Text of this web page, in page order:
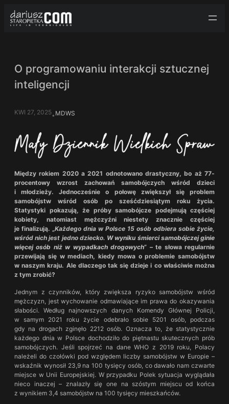
Przejdź
do
O programowaniu interakcji sztucznej
inteligencji
KWI 27, 2025• MDWS
Między rokiem 2020 a 2021 odnotowano drastyczny, bo aż 77-
procentowy wzrost zachowań samobójczych wśród dzieci
i młodzieży. Jednocześnie o połowę zwiększył się problem
samobójstw wśród osób po sześćdziesiątym roku życia.
Statystyki pokazują, że próby samobójcze podejmują częściej
kobiety, natomiast mężczyźni niestety znacznie częściej
je finalizują. „Każdego dnia w Polsce 15 osób odbiera sobie życie,
wśród nich jest jedno dziecko. W wyniku śmierci samobójczej ginie
więcej osób niż w wypadkach drogowych” – te słowa regularnie
przewijają się w mediach, kiedy mowa o problemie samobójstw
w naszym kraju. Ale dlaczego tak się dzieje i co właściwie można
z tym zrobić?
Jednym z czynników, który zwiększa ryzyko samobójstw wśród
mężczyzn, jest wychowanie odmawiające im prawa do okazywania
słabości. Według najnowszych danych Komendy Głównej Policji,
w samym 2021 roku życie odebrało sobie 5201 osób, podczas
gdy na drogach zginęło 2212 osób. Oznacza to, że statystycznie
każdego dnia w Polsce dochodziło do piętnastu skutecznych prób
samobójczych. Jeśli spojrzeć na dane WHO z 2019 roku, Polacy
należeli do czołówki pod względem liczby samobójstw w Europie –
wskaźnik wynosił 23,9 na 100 tysięcy osób, co dawało nam czwarte
miejsce w Unii Europejskiej. W przypadku Polek sytuacja wyglądała
nieco inaczej – znalazły się one na szóstym miejscu od końca
z wynikiem 3,4 samobójstw na 100 tysięcy mieszkańców.